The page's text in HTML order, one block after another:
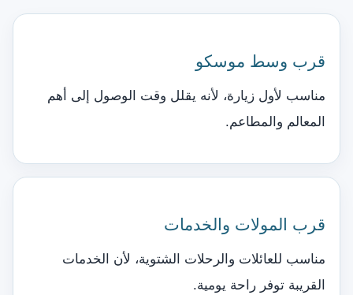
قرب وسط موسكو
مناسب لأول زيارة، لأنه يقلل وقت الوصول إلى أهم
المعالم والمطاعم.
قرب المولات والخدمات
مناسب للعائلات والرحلات الشتوية، لأن الخدمات
القريبة توفر راحة يومية.